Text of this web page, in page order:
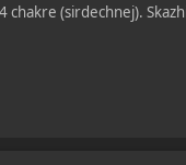
(sirdechnej).